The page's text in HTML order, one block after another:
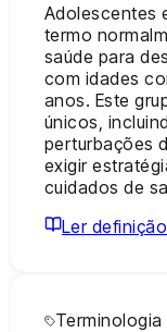
Adolescentes
termo
saúde para
com idades
anos. Este
únicos,
perturbações
exigir
cuidados de
Ler
Terminologia